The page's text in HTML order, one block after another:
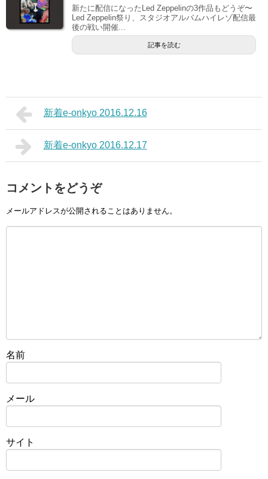
新たに配信になったLed Zeppelinの3作品もどうぞ〜
Led Zeppelin祭り、スタジオアルバムハイレゾ配信最
後の戦い開催...
記事を読む
新着e-onkyo 2016.12.16
新着e-onkyo 2016.12.17
コメントをどうぞ
メールアドレスが公開されることはありません。
名前
メール
サイト